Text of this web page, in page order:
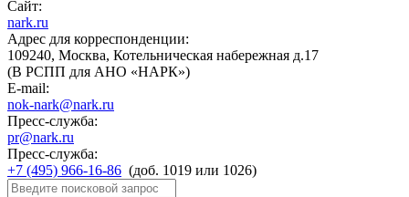
Сайт:
nark.ru
Адрес для корреспонденции:
109240, Москва, Котельническая набережная д.17
(В РСПП для АНО «НАРК»)
E-mail:
nok-nark@nark.ru
Пресс-служба:
pr@nark.ru
Пресс-служба:
+7 (495) 966-16-86 (доб. 1019 или 1026)